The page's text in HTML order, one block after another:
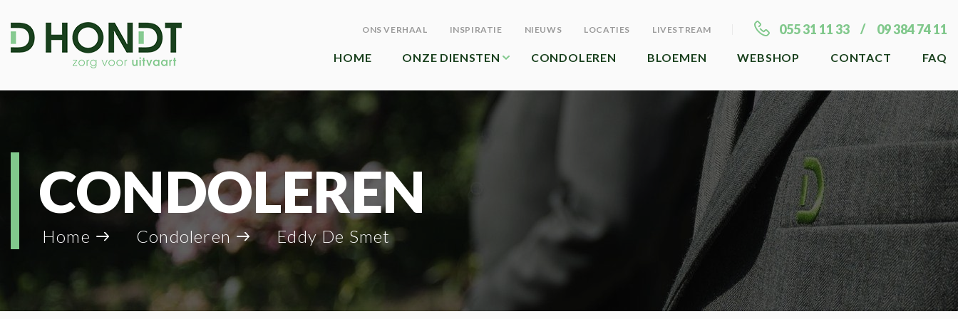
ONS VERHAAL INSPIRATIE NIEUWS LOCATIES LIVESTREAM 055 31 11 33 09 384 74 11
HOME ONZE DIENSTEN CONDOLEREN BLOEMEN WEBSHOP CONTACT FAQ
CONDOLEREN
Home Condoleren Eddy De Smet